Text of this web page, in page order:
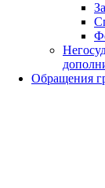
Обращения